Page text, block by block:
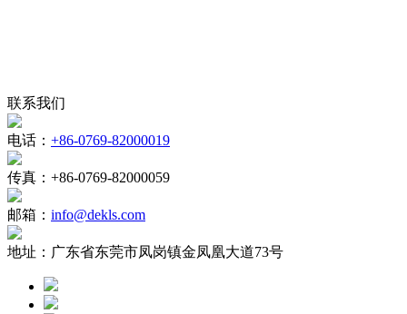
联系我们
电话： +86-0769-82000019
传真： +86-0769-82000059
邮箱： info@dekls.com
地址： 广东省东莞市凤岗镇金凤凰大道73号